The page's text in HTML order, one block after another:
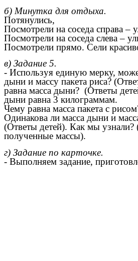
б) Минутка для отдыха.
Потянулись,
Посмотрели на соседа справа –
Посмотрели на соседа слева –
Посмотрели прямо. Сели
в) Задание 5.
- Используя единую мерку,
дыни и массу пакета риса?
равна масса дыни? (Ответы
дыни равна 3 килограммам.
Чему равна масса пакета с
Одинакова ли масса дыни и
(Ответы детей). Как мы узнали?
полученные массы).
г) Задание по карточке.
- Выполняем задание,